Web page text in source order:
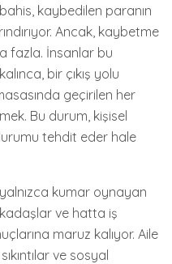
kaybedilen paranın
Ancak, kaybetme
fazla. İnsanlar bu
bir çıkış yolu
geçirilen her
Bu durum, kişisel
tehdit eder hale
yalnızca kumar oynayan
ve hatta iş
maruz kalıyor. Aile
ve sosyal